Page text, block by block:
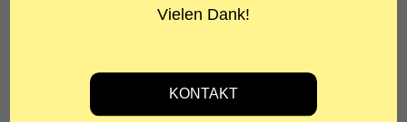
Wipptalbau GmbH
Unizono Design und Planungs GmbH
RENDERINGS
Vielen Dank!